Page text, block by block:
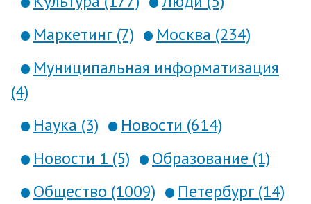
Маркетинг (7)
Москва (234)
Муниципальная информатизация
(4)
Наука (3)
Новости (614)
Новости 1 (5)
Образование (1)
Общество (1009)
Петербург (14)